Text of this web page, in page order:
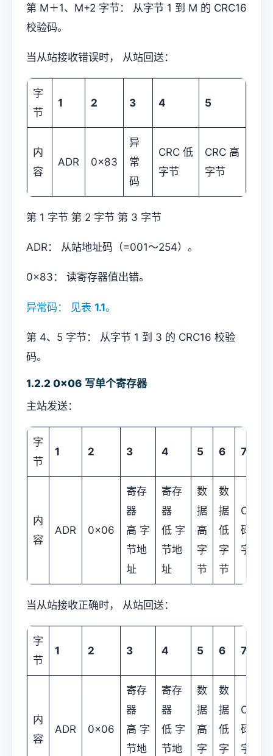
第 M＋1、M+2 字节： 从字节 1 到 M 的 CRC16
校验码。
当从站接收错误时， 从站回送：
字
节
1 2 3 4 5
内
容
ADR 0x83
异
常
码
CRC 低
字节
CRC 高
字节
第 1 字节 第 2 字节 第 3 字节
ADR： 从站地址码（=001～254）。
0x83： 读寄存器值出错。
异常码： 见表 1.1。
第 4、5 字节： 从字节 1 到 3 的 CRC16 校验
码。
1.2.2 0x06 写单个寄存器
主站发送：
字
节
1 2 3 4 5 6 7
内
容
ADR 0x06
寄存
器
高 字
节地
址
寄存
器
低 字
节地
址
数
据
高
字
节
数
据
低
字
节
CRC
码低
字节
当从站接收正确时， 从站回送：
字
节
1 2 3 4 5 6 7
内
容
ADR 0x06
寄存
器
高 字
节地
寄存
器
低 字
节地
数
据
高
字
数
据
低
字
CRC
码低
字节